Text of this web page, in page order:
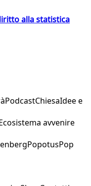
alla statistica
PodcastChiesaIdee e
avvenire
PopotusPop